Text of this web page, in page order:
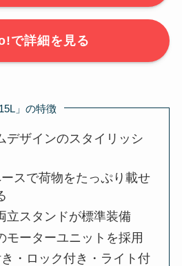
で詳細を見る
」の特徴
デザインのスタイリッシ
スで荷物をたっぷり載せ
立スタンドが標準装備
モーターユニットを採用
・ロック付き・ライト付